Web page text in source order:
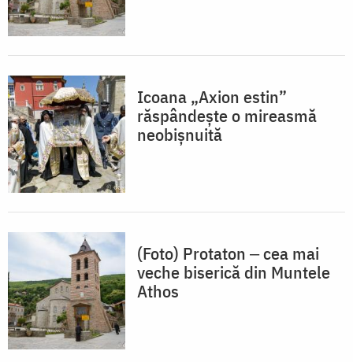
Icoana „Axion estin”
răspândește o mireasmă
neobișnuită
(Foto) Protaton ‒ cea mai
veche biserică din Muntele
Athos